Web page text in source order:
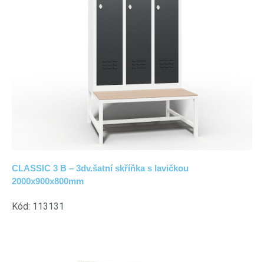
CLASSIC 3 B – 3dv.šatní skříňka s lavičkou
2000x900x800mm
Kód: 113131